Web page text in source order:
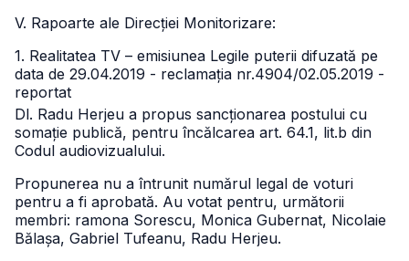
V. Rapoarte ale Direcției Monitorizare:
1. Realitatea TV – emisiunea Legile puterii difuzată pe
data de 29.04.2019 - reclamația nr.4904/02.05.2019 -
reportat
Dl. Radu Herjeu a propus sancționarea postului cu
somație publică, pentru încălcarea art. 64.1, lit.b din
Codul audiovizualului.
Propunerea nu a întrunit numărul legal de voturi
pentru a fi aprobată. Au votat pentru, următorii
membri: ramona Sorescu, Monica Gubernat, Nicolaie
Bălașa, Gabriel Tufeanu, Radu Herjeu.